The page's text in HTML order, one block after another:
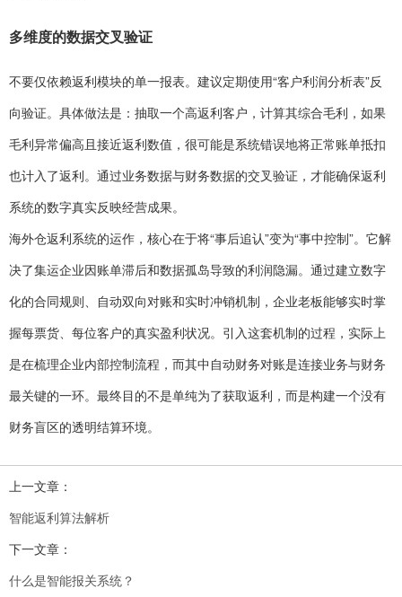
多维度的数据交叉验证
不要仅依赖返利模块的单一报表。建议定期使用“客户利润分析表”反
向验证。具体做法是：抽取一个高返利客户，计算其综合毛利，如果
毛利异常偏高且接近返利数值，很可能是系统错误地将正常账单抵扣
也计入了返利。通过业务数据与财务数据的交叉验证，才能确保返利
系统的数字真实反映经营成果。
海外仓返利系统的运作，核心在于将“事后追认”变为“事中控制”。它解
决了集运企业因账单滞后和数据孤岛导致的利润隐漏。通过建立数字
化的合同规则、自动双向对账和实时冲销机制，企业老板能够实时掌
握每票货、每位客户的真实盈利状况。引入这套机制的过程，实际上
是在梳理企业内部控制流程，而其中自动财务对账是连接业务与财务
最关键的一环。最终目的不是单纯为了获取返利，而是构建一个没有
财务盲区的透明结算环境。
上一文章：
智能返利算法解析
下一文章：
什么是智能报关系统？